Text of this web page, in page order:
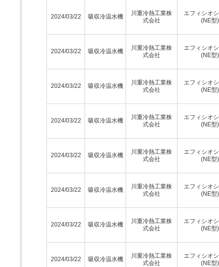
2024/03/22 吸収冷温水機
川重冷熱工業株
式会社
エフィシオ
(NE型)
2024/03/22 吸収冷温水機
川重冷熱工業株
式会社
エフィシオ
(NE型)
2024/03/22 吸収冷温水機
川重冷熱工業株
式会社
エフィシオ
(NE型)
2024/03/22 吸収冷温水機
川重冷熱工業株
式会社
エフィシオ
(NE型)
2024/03/22 吸収冷温水機
川重冷熱工業株
式会社
エフィシオ
(NE型)
2024/03/22 吸収冷温水機
川重冷熱工業株
式会社
エフィシオ
(NE型)
2024/03/22 吸収冷温水機
川重冷熱工業株
式会社
エフィシオ
(NE型)
2024/03/22 吸収冷温水機
川重冷熱工業株
式会社
エフィシオ
(NE型)